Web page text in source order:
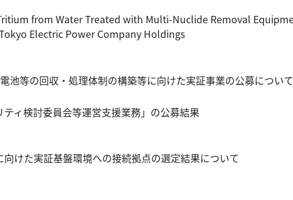
from Water Treated with Multi-Nuclide Removal
Electric Power Company Holdings
池等の回収・処理体制の構築等に向けた実証事業の公募について
ティ検討委員会等運営支援業務」の公募結果
けた実証基盤環境への接続拠点の選定結果について